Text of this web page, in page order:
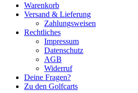
Warenkorb
Versand & Lieferung
Zahlungsweisen
Rechtliches
Impressum
Datenschutz
AGB
Widerruf
Deine Fragen?
Zu den Golfcarts